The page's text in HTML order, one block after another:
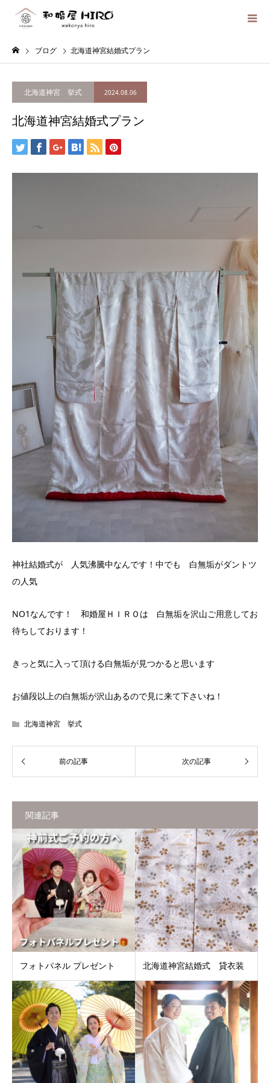
ブログ 北海道神宮結婚式プラン
北海道神宮 挙式 2024.08.06
北海道神宮結婚式プラン
神社結婚式が 人気沸騰中なんです！中でも 白無垢がダントツ
の人気
NO1なんです！ 和婚屋ＨＩＲＯは 白無垢を沢山ご用意してお
待ちしております！
きっと気に入って頂ける白無垢が見つかると思います
お値段以上の白無垢が沢山あるので見に来て下さいね！
北海道神宮 挙式
関連記事
フォトパネル プレゼント 北海道神宮結婚式 貸衣装